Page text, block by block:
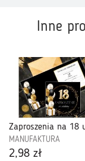
Inne
MANUFAKTURA
2,98 zł